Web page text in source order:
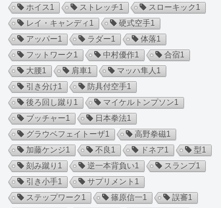
ホイス1 ストレッチ1 スローキック1
レイ・キャンディ 1 硬式空手1
アッパー1 ラダー1 体落1
フットワーク1 中村優作1 合宿1
大腰1 肩車1 マッハ隼人 1
引き分け1 防具付空手1
後ろ回し蹴り 1 マイケルトンプソン1
ブッチャー1 日本拳法1
グラウベフェイトーザ1 高野拳磁1
加藤ケンジ1 不良 1 ドネア1 型1
刻み蹴り 1 逆一本背負い1 スランプ1
引き小手1 サプリメント 1
ステップワーク1 篠原信一1 誤審1